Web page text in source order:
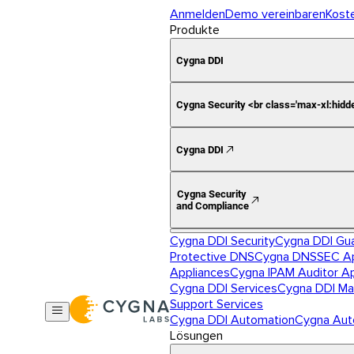
AnmeldenDemo vereinbaren
Produkte
Cygna DDI
Cygna Security <br class='max-
Cygna DDI
Cygna Security
and Compliance
Cygna DDI SecurityCygna DDI
Protective DNSCygna DNSSEC
AppliancesCygna IPAM Auditor
Cygna DDI ServicesCygna DDI
Support Services
Cygna DDI AutomationCygna
Lösungen